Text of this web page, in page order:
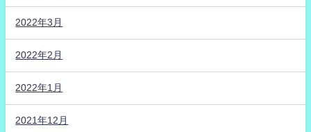
2022年3月
2022年2月
2022年1月
2021年12月